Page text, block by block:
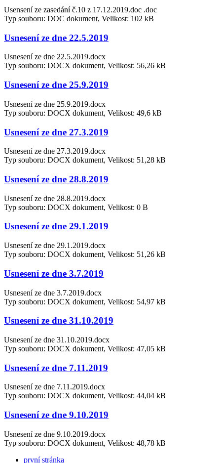
Usensení ze zasedání č.10 z 17.12.2019.doc .doc
Typ souboru: DOC dokument, Velikost: 102 kB
Usnesení ze dne 22.5.2019
Usnesení ze dne 22.5.2019.docx
Typ souboru: DOCX dokument, Velikost: 56,26 kB
Usnesení ze dne 25.9.2019
Usnesení ze dne 25.9.2019.docx
Typ souboru: DOCX dokument, Velikost: 49,6 kB
Usnesení ze dne 27.3.2019
Usnesení ze dne 27.3.2019.docx
Typ souboru: DOCX dokument, Velikost: 51,28 kB
Usnesení ze dne 28.8.2019
Usnesení ze dne 28.8.2019.docx
Typ souboru: DOCX dokument, Velikost: 0 B
Usnesení ze dne 29.1.2019
Usnesení ze dne 29.1.2019.docx
Typ souboru: DOCX dokument, Velikost: 51,26 kB
Usnesení ze dne 3.7.2019
Usnesení ze dne 3.7.2019.docx
Typ souboru: DOCX dokument, Velikost: 54,97 kB
Usnesení ze dne 31.10.2019
Usnesení ze dne 31.10.2019.docx
Typ souboru: DOCX dokument, Velikost: 47,05 kB
Usnesení ze dne 7.11.2019
Usnesení ze dne 7.11.2019.docx
Typ souboru: DOCX dokument, Velikost: 44,04 kB
Usnesení ze dne 9.10.2019
Usnesení ze dne 9.10.2019.docx
Typ souboru: DOCX dokument, Velikost: 48,78 kB
první stránka